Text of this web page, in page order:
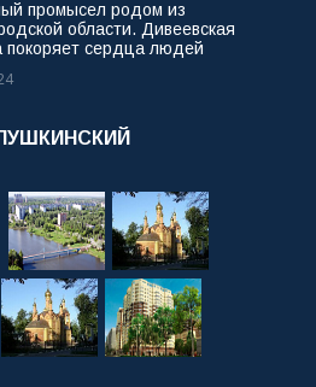
промысел родом из
области. Дивеевская
покоряет сердца людей